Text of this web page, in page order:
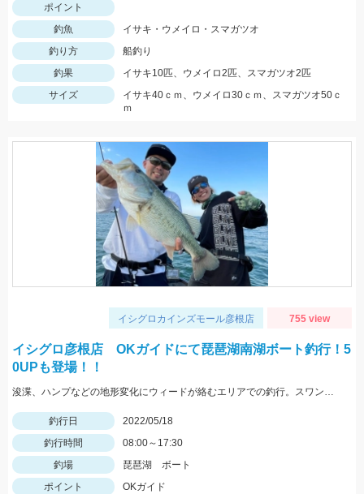
ポイント
釣魚
イサキ・ウメイロ・スマガツオ
釣り方
船釣り
釣果
イサキ10匹、ウメイロ2匹、スマガツオ2匹
サイズ
イサキ40ｃｍ、ウメイロ30ｃｍ、スマガツオ50ｃ
ｍ
イシグロカインズモール彦根店 755 view
イシグロ彦根店 OKガイドにて琵琶湖南湖ボート釣行！5
0UPも登場！！
浚渫、ハンプなどの地形変化にウィードが絡むエリアでの釣行。スワンプクローラーでの釣果でした。
釣行日
2022/05/18
釣行時間
08:00～17:30
釣場
琵琶湖 ボート
ポイント
OKガイド